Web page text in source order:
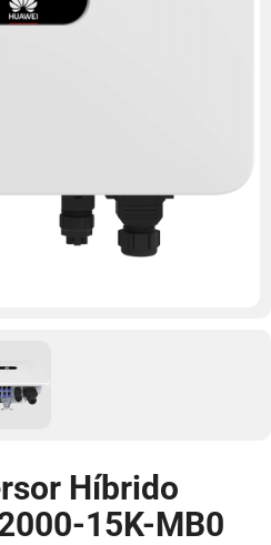
Híbrido
15K-MB0